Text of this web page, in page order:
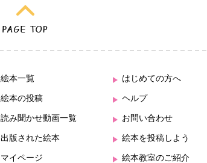
絵本一覧
絵本の投稿
読み聞かせ動画一覧
出版された絵本
マイページ
はじめての方へ
ヘルプ
お問い合わせ
絵本を投稿しよう
絵本教室のご紹介